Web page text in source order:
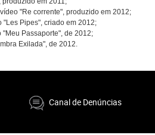
"Re corrente", produzido em 2012;
Pipes", criado em 2012;
Passaporte", de 2012;
Exilada", de 2012.
Canal de Denúncias